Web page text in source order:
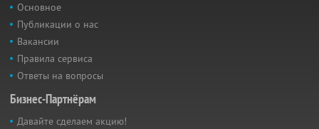
Основное
Публикации о нас
Вакансии
Правила сервиса
Ответы на вопросы
Бизнес-Партнёрам
Давайте сделаем акцию!